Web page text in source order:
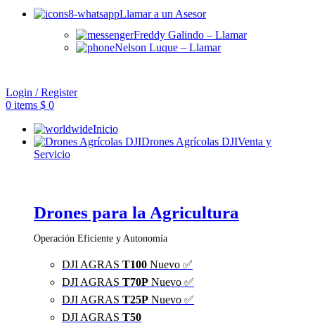
Llamar a un Asesor
Freddy Galindo – Llamar
Nelson Luque – Llamar
Login / Register
0 items $ 0
Inicio
Drones Agrícolas DJIVenta y
Servicio
Drones para la Agricultura
Operación Eficiente y Autonomía
DJI AGRAS T100 Nuevo ✅
DJI AGRAS T70P Nuevo ✅
DJI AGRAS T25P Nuevo ✅
DJI AGRAS T50